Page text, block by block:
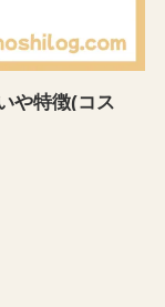
や特徴(コス